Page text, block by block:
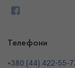
Телефони
+380 (44) 422-55-77